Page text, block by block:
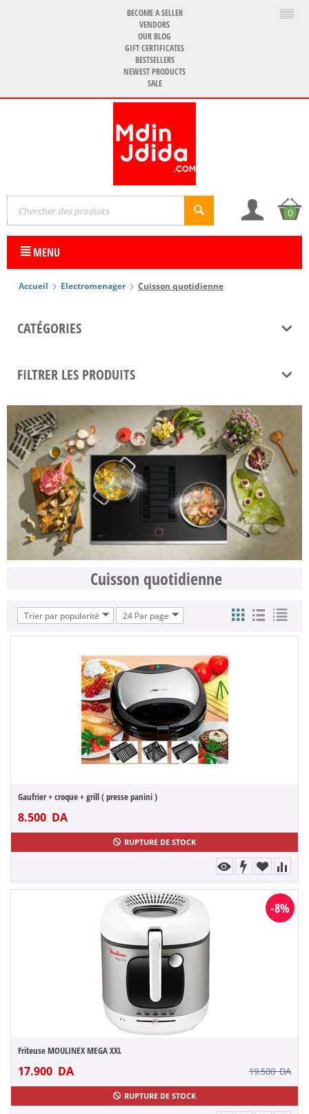
BECOME A SELLER
VENDORS
OUR BLOG
GIFT CERTIFICATES
BESTSELLERS
NEWEST PRODUCTS
SALE
0
MENU
Accueil Electromenager Cuisson quotidienne
CATÉGORIES
FILTRER LES PRODUITS
Cuisson quotidienne
Trier par popularité 24 Par page
Gaufrier + croque + grill ( presse panini )
8.500 DA
RUPTURE DE STOCK
-8%
Friteuse MOULINEX MEGA XXL
17.900 DA 19.500DA
RUPTURE DE STOCK